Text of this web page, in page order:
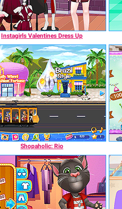
Instagirls Valentines Dress Up
Shopaholic: Rio